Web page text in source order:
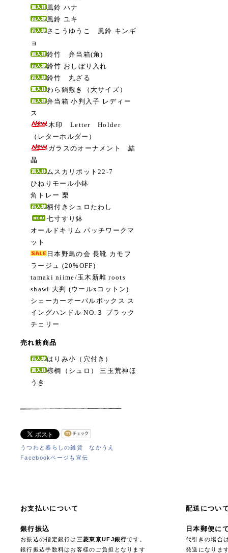
風鈴 ハナ
風鈴 ユキ
さこうゆうこ 風鈴 キンギ
ョ
鈴竹 弁当箱(角)
鈴竹 おしぼり入れ
鈴竹 丸ざる
わら鍋敷き（大サイズ）
弁当箱 小判入子 レディー
ス
木印 Letter Holder
（レターホルダー）
ガラスのオーナメント 結
晶
ムスカリポット22-7
ひねりモール小鉢
角トレー 栗
柄付きシュロたわし
七寸すり鉢
オールドキリム パッチワークマ
ット
日本野鳥の会 長靴 カモフ
ラージュ (20%OFF)
tamaki niime/玉木新雌 roots
shawl 大判 (ウールxコットン)
シェーカーオーバルボックス ス
イングハンドル NO.３ ブラック
チェリー
売れ筋商品
はりみ小（穴付き）
棕櫚（シュロ） 三玉荒神ほ
うき
うつわと暮らしの雑貨 なかうえ
Facebookページも宣伝
お支払いについて
銀行振込
お振込の指定銀行は 三菱東京UFJ銀行です。
銀行振込手数料はお客様のご負担となります
配送につい
日本郵便に
代引きの場合
発送になりま